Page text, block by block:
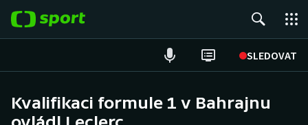
SLEDOVAT
Hokej
Kvalifikaci formule 1 v Bahrajnu